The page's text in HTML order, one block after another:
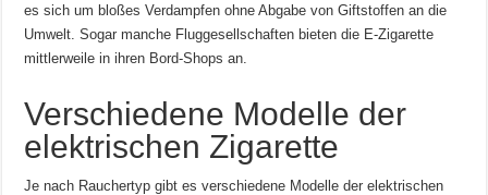
es sich um bloßes Verdampfen ohne Abgabe von Giftstoffen an die
Umwelt. Sogar manche Fluggesellschaften bieten die E-Zigarette
mittlerweile in ihren Bord-Shops an.
Verschiedene Modelle der
elektrischen Zigarette
Je nach Rauchertyp gibt es verschiedene Modelle der elektrischen